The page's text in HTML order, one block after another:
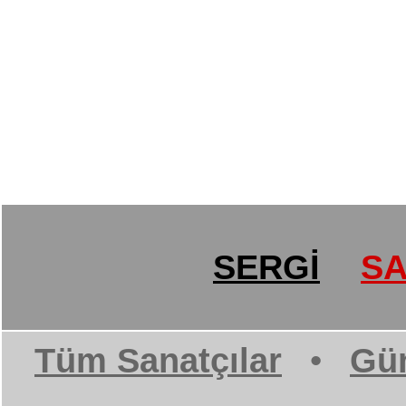
SERGİ
Tüm Sanatçılar •